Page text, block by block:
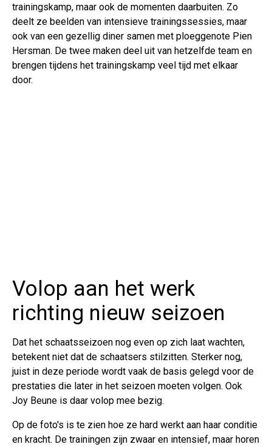
trainingskamp, maar ook de momenten daarbuiten. Zo
deelt ze beelden van intensieve trainingssessies, maar
ook van een gezellig diner samen met ploeggenote Pien
Hersman. De twee maken deel uit van hetzelfde team en
brengen tijdens het trainingskamp veel tijd met elkaar
door.
Volop aan het werk
richting nieuw seizoen
Dat het schaatsseizoen nog even op zich laat wachten,
betekent niet dat de schaatsers stilzitten. Sterker nog,
juist in deze periode wordt vaak de basis gelegd voor de
prestaties die later in het seizoen moeten volgen. Ook
Joy Beune is daar volop mee bezig.
Op de foto's is te zien hoe ze hard werkt aan haar conditie
en kracht. De trainingen zijn zwaar en intensief, maar horen